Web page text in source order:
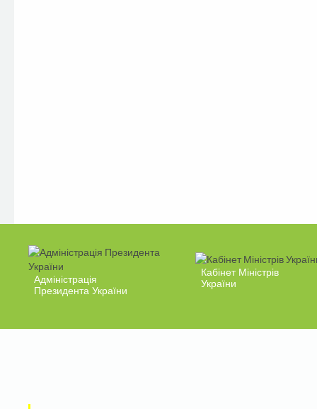
Адміністрація
Президента України
Кабінет Міністрів
України